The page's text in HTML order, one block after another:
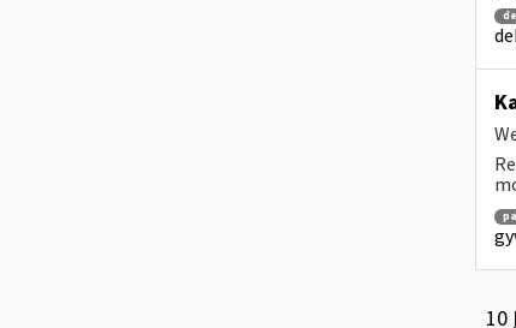
10